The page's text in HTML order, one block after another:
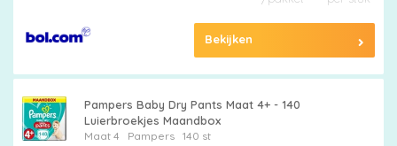
Bekijken
Pampers Baby Dry Pants Maat 4+ - 140
Luierbroekjes Maandbox
Maat 4 Pampers
140 st